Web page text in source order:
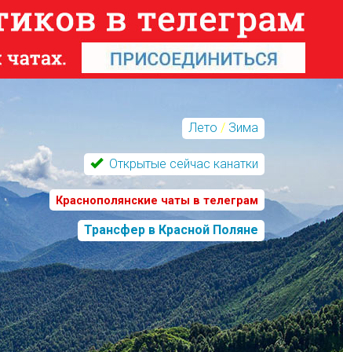
Лето / Зима
Открытые сейчас канатки
Краснополянские чаты в телеграм
Трансфер в Красной Поляне